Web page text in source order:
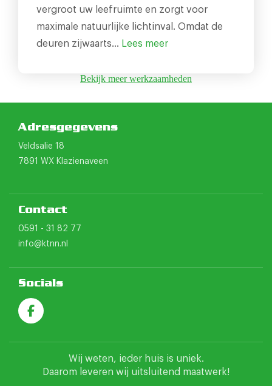
vergroot uw leefruimte en zorgt voor
maximale natuurlijke lichtinval. Omdat de
deuren zijwaarts… Lees meer
Bekijk meer werkzaamheden
Adresgegevens
Veldsalie 18
7891 WX Klazienaveen
Contact
0591 - 31 82 77
info@ktnn.nl
Socials
Wij weten, ieder huis is uniek.
Daarom leveren wij uitsluitend maatwerk!